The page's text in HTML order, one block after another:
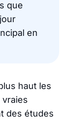
que
en
haut les
vraies
des études